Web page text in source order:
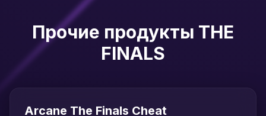
Прочие продукты THE
FINALS
Arcane The Finals Cheat